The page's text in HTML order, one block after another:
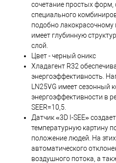
сочетание простых форм,
специального
подобно
имеет глубинную
слой.
Цвет - черный оникс
Хладагент R32
энергоэффективность.
LN25VG имеет сезонный
энергоэффективности в
SEER=10,5.
Датчик «3D I-SEE»
температурную картину
положение людей. На
автоматического
воздушного потока, а